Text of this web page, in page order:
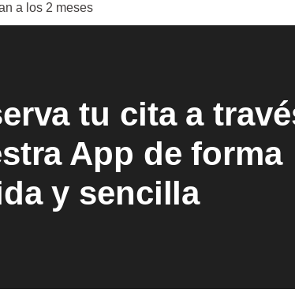
a los 2 meses
tu cita a
App de forma
y sencilla